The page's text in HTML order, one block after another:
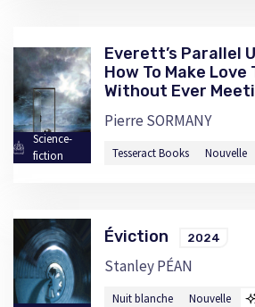
Science-
fiction
Everett’s Parallel
How To Make Love
Without Ever
Pierre SORMANY
Tesseract Books Nouvelle
Éviction 2024
Stanley PÉAN
Nuit blanche Nouvelle